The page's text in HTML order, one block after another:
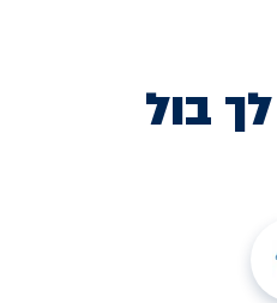
בול